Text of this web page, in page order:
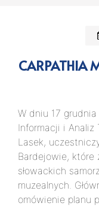
CARPATHIA
W dniu 17
Informacji i Analiz
Lasek,
Bardejowie, które
słowackich
muzealnych.
omówienie planu